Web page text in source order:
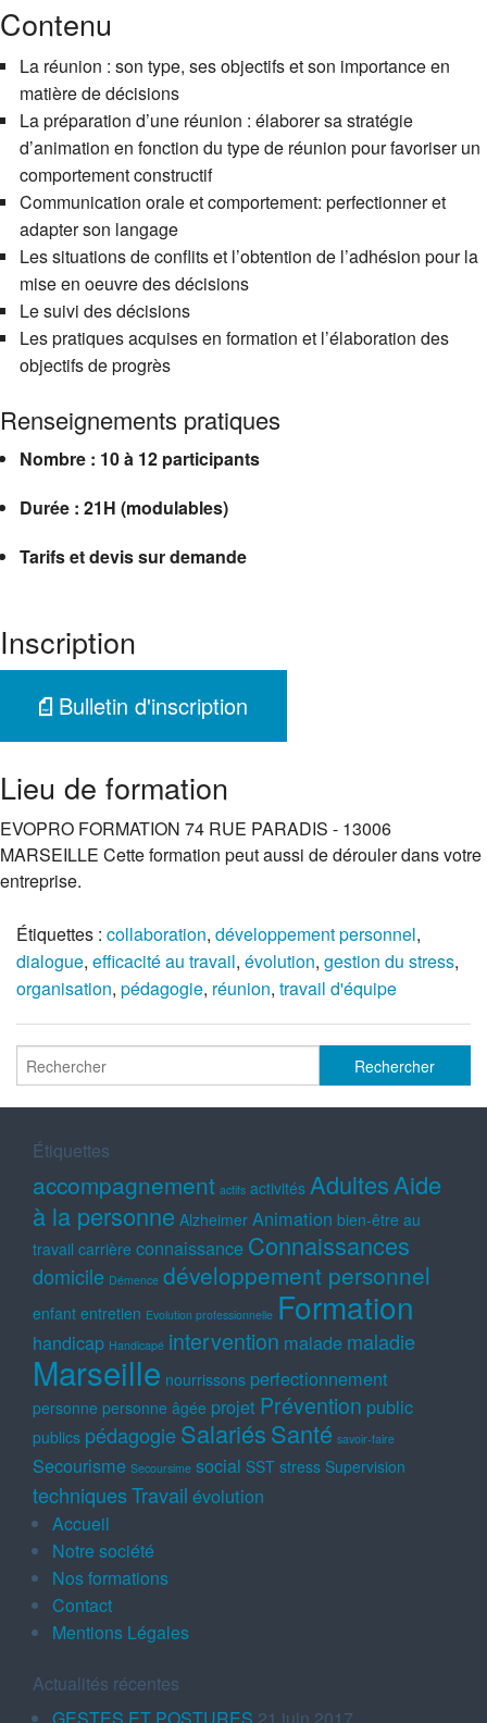
Contenu
La réunion : son type, ses objectifs et son importance en
matière de décisions
La préparation d’une réunion : élaborer sa stratégie
d’animation en fonction du type de réunion pour favoriser un
comportement constructif
Communication orale et comportement: perfectionner et
adapter son langage
Les situations de conflits et l’obtention de l’adhésion pour la
mise en oeuvre des décisions
Le suivi des décisions
Les pratiques acquises en formation et l’élaboration des
objectifs de progrès
Renseignements pratiques
Nombre : 10 à 12 participants
Durée : 21H (modulables)
Tarifs et devis sur demande
Inscription
Bulletin d'inscription
Lieu de formation
EVOPRO FORMATION 74 RUE PARADIS - 13006
MARSEILLE Cette formation peut aussi de dérouler dans votre
entreprise.
Étiquettes : collaboration, développement personnel,
dialogue, efficacité au travail, évolution, gestion du stress,
organisation, pédagogie, réunion, travail d'équipe
Étiquettes
accompagnement actifs activités AdultesAide
à la personne Alzheimer Animation bien-être au
travail carrière connaissance Connaissances
domicile Démence développement personnel
enfant entretien Evolution professionnelle Formation
handicap Handicapé intervention malade maladie
Marseille nourrissons perfectionnement
personne personne âgée projet Prévention public
publics pédagogieSalariésSanté savoir-faire
Secourisme Secoursime social SST stress Supervision
techniquesTravail évolution
Accueil
Notre société
Nos formations
Contact
Mentions Légales
Actualités récentes
GESTES ET POSTURES 21 juin 2017